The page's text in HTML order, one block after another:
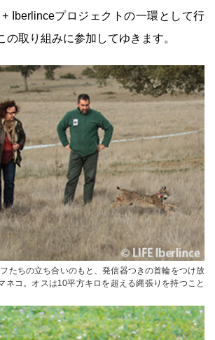
Iberlinceプロジェクトの一環として行
の取り組みに参加してゆきます。
たちの立ち合いのもと、発信器つきの首輪をつけ放
ネコ。オスは10平方キロを超える縄張りを持つこと